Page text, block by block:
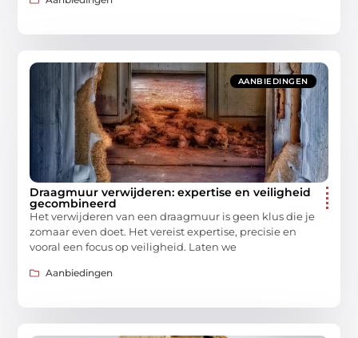
AANBIEDINGEN
Draagmuur verwijderen: expertise en veiligheid
gecombineerd
Het verwijderen van een draagmuur is geen klus die je
zomaar even doet. Het vereist expertise, precisie en
vooral een focus op veiligheid. Laten we
Aanbiedingen